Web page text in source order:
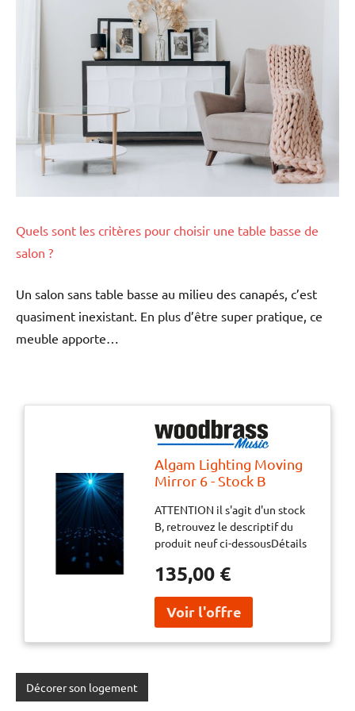
Quels sont les critères pour choisir une table basse de
salon ?
Un salon sans table basse au milieu des canapés, c’est
quasiment inexistant. En plus d’être super pratique, ce
meuble apporte…
Algam Lighting Moving
Mirror 6 - Stock B
ATTENTION il s'agit d'un stock
B, retrouvez le descriptif du
produit neuf ci-dessousDétails
PEU UTILISE - DEFAUT PATTE
disponible MOVING MIRROR 6 -
Effet boule à facettes
motoriséFaites un bond dans les
135,00 €
Décorer son logement